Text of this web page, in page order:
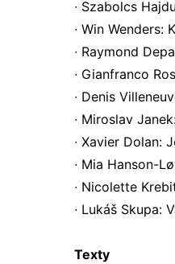
∙ Szabolcs
∙ Win Wenders:
∙ Raymond
∙ Gianfranco
∙ Denis
∙ Miroslav
∙ Xavier Dolan:
∙ Mia Hanson-
∙ Nicolette
∙ Lukáš Skupa:
Texty